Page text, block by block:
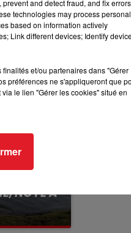
LES
NOYÉ À
and detect fraud, and fix
technologies may process personal
based on information actively
Link different devices; Identify
et/ou partenaires dans "Gérer
préférences ne s'appliqueront que
le lien "Gérer les cookies" situé en